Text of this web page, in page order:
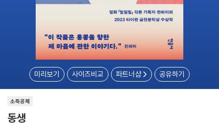
미리보기 사이즈비교 파트너샵 공유하기
소득공제
동생